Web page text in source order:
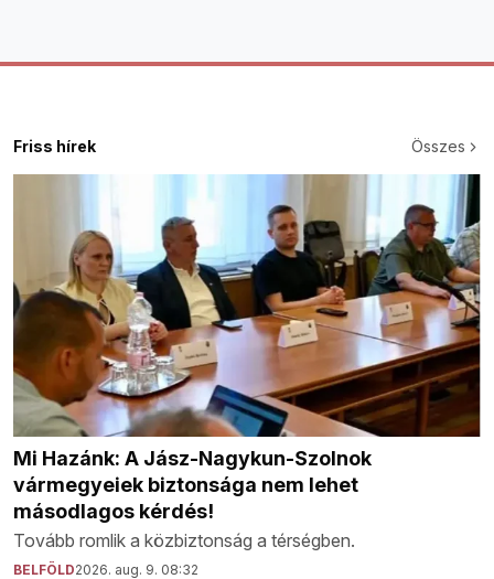
Friss hírek Összes
Mi Hazánk: A Jász-Nagykun-Szolnok
vármegyeiek biztonsága nem lehet
másodlagos kérdés!
Tovább romlik a közbiztonság a térségben.
BELFÖLD2026. aug. 9. 08:32